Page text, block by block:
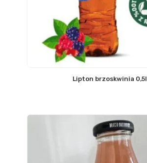
Lipton brzoskwinia 0,5l